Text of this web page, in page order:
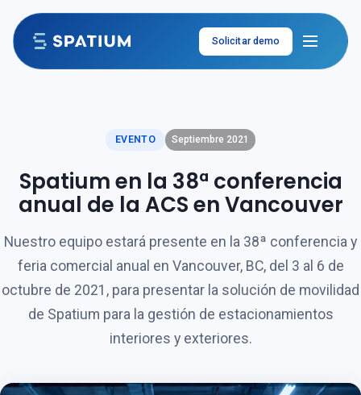
Ir al contenido
Solicitar demo
EVENTO Septiembre 2021
Spatium en la 38ª conferencia
anual de la ACS en Vancouver
Nuestro equipo estará presente en la 38ª conferencia y
feria comercial anual en Vancouver, BC, del 3 al 6 de
octubre de 2021, para presentar la solución de movilidad
de Spatium para la gestión de estacionamientos
interiores y exteriores.